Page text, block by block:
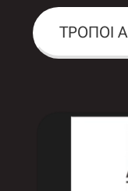
ΤΡΟΠΟΙ